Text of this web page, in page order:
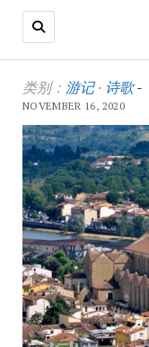
类别： 游记· 诗歌-
NOVEMBER 16, 2020